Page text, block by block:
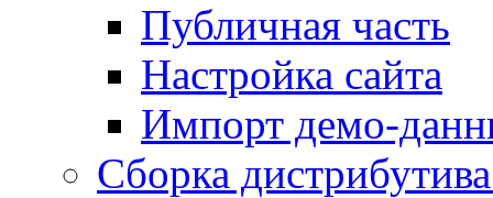
Публичная часть
Настройка сайта
Импорт демо-
Сборка